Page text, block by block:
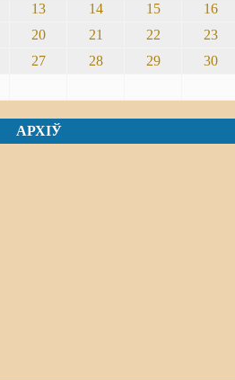
13 14 15
16
20 21 22
23
27 28 29
30
АРХІЎ